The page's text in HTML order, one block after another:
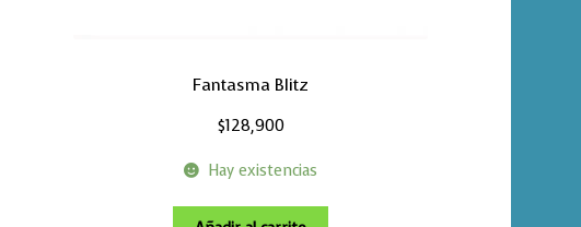
Fantasma Blitz
$128,900
Hay existencias